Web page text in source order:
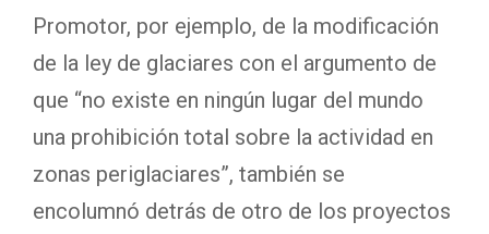
Promotor, por ejemplo, de la modificación
de la ley de glaciares con el argumento de
que “no existe en ningún lugar del mundo
una prohibición total sobre la actividad en
zonas periglaciares”, también se
encolumnó detrás de otro de los proyectos